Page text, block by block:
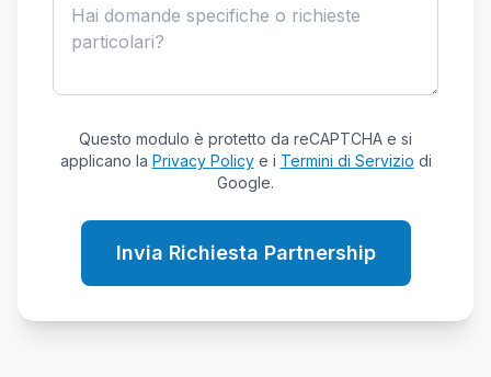
Questo modulo è protetto da reCAPTCHA e si
applicano la Privacy Policye i Termini di Servizio di
Google.
Invia Richiesta Partnership